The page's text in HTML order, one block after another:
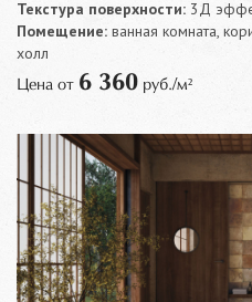
Текстура поверхности: 3Д
Помещение: ванная комната,
холл
Цена от 6 360 руб./м²